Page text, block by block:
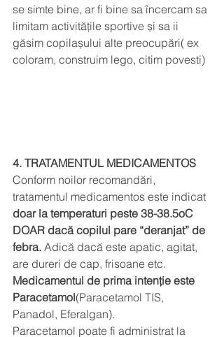
se simte bine, ar fi bine sa încercam sa
limitam activitățile sportive și sa ii
găsim copilașului alte preocupări( ex
coloram, construim lego, citim povesti)
4. TRATAMENTUL MEDICAMENTOS
Conform noilor recomandări,
tratamentul medicamentos este indicat
doar la temperaturi peste 38-38.5oC
DOAR dacă copilul pare “deranjat” de
febra. Adică dacă este apatic, agitat,
are dureri de cap, frisoane etc.
Medicamentul de prima intenție este
Paracetamol(Paracetamol TIS,
Panadol, Eferalgan).
Paracetamol poate fi administrat la